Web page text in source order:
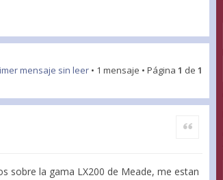
mensaje sin leer • 1 mensaje • Página 1 de 1
Citar
sobre la gama LX200 de Meade, me estan